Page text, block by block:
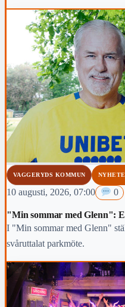
Sverige.
VAGGERYDS KOMMUN
10 augusti, 2026, 07:00 0
"Min sommar med Glenn":
I "Min sommar med Glenn"
svåruttalat parkmöte.